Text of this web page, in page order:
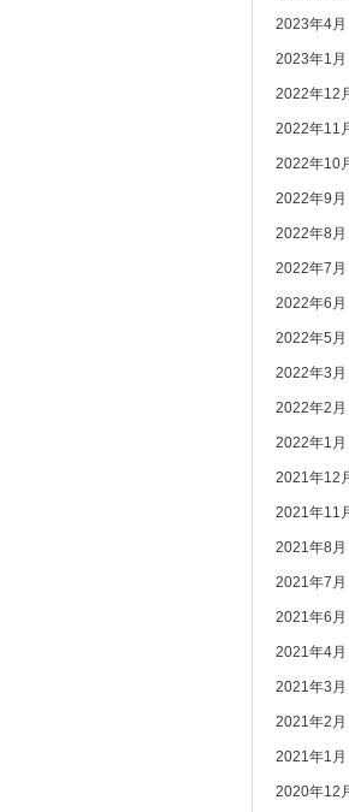
2023年4月
2023年1月
2022年12
2022年11
2022年10
2022年9月
2022年8月
2022年7月
2022年6月
2022年5月
2022年3月
2022年2月
2022年1月
2021年12
2021年11
2021年8月
2021年7月
2021年6月
2021年4月
2021年3月
2021年2月
2021年1月
2020年12